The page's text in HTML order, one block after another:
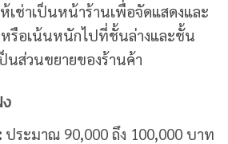
เช่าเป็นหน้าร้านเพื่อจัดแสดงและ
หรือเน้นหนักไปที่ชั้นล่างและชั้น
ส่วนขยายของร้านค้า
ประมาณ 90,000 ถึง 100,000 บาท